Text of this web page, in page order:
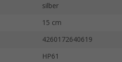
silber
15 cm
4260172640619
HP61